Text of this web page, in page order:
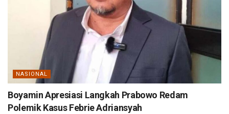
NASIONAL
Boyamin Apresiasi Langkah Prabowo Redam
Polemik Kasus Febrie Adriansyah